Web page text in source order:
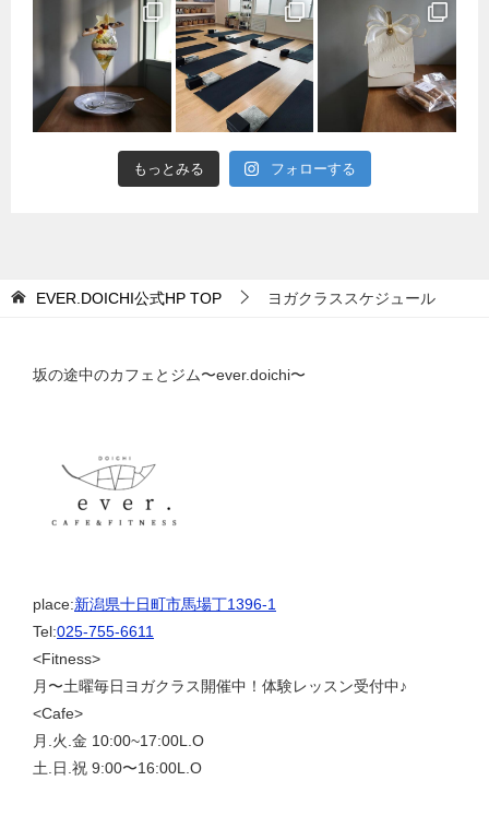
もっとみる フォローする
EVER.DOICHI公式HP TOP ヨガクラススケジュール
坂の途中のカフェとジム〜ever.doichi〜
place:新潟県十日町市馬場丁1396-1
Tel:025-755-6611
<Fitness>
月〜土曜毎日ヨガクラス開催中！体験レッスン受付中♪
<Cafe>
月.火.金 10:00~17:00L.O
土.日.祝 9:00〜16:00L.O